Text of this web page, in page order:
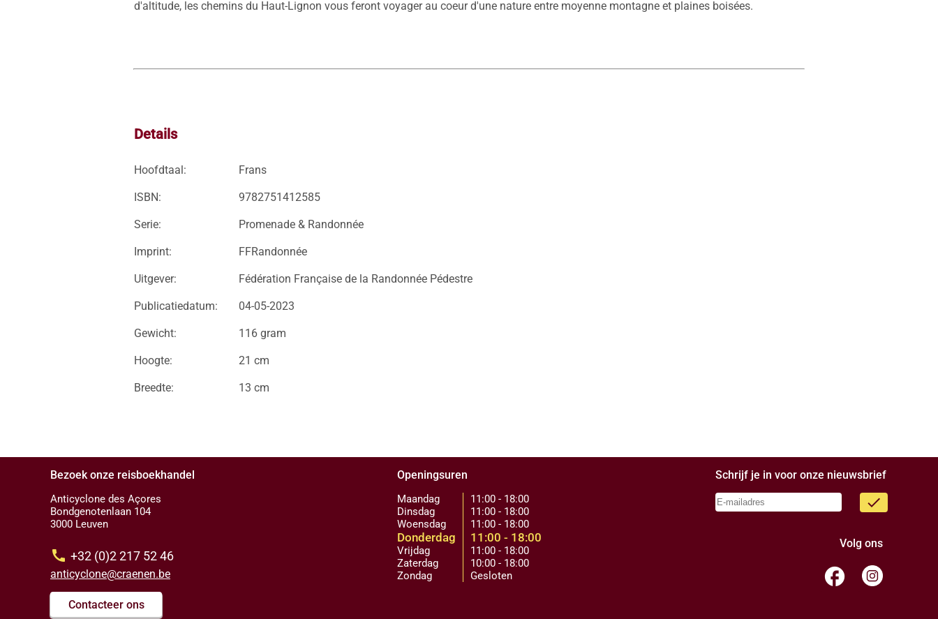
Details
Hoofdtaal: Frans
ISBN: 9782751412585
Serie: Promenade & Randonnée
Imprint: FFRandonnée
Uitgever: Fédération Française de la Randonnée Pédestre
Publicatiedatum: 04-05-2023
Gewicht: 116 gram
Hoogte: 21 cm
Breedte: 13 cm
Bezoek onze reisboekhandel
Anticyclone des Açores
Bondgenotenlaan 104
3000 Leuven
call +32 (0)2 217 52 46
anticyclone@craenen.be
Contacteer ons
Openingsuren
Maandag
Dinsdag
Woensdag
Donderdag
Vrijdag
Zaterdag
Zondag
11:00 - 18:00
11:00 - 18:00
11:00 - 18:00
11:00 - 18:00
11:00 - 18:00
10:00 - 18:00
Gesloten
Schrijf je in voor onze nieuwsbrief
done
Volg ons
facebook